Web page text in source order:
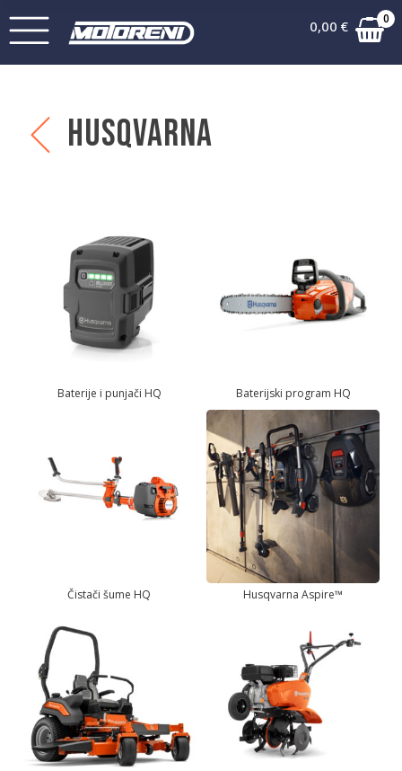
0,00 € 0
Husqvarna
Baterije i punjači HQ Baterijski program HQ
Čistači šume HQ Husqvarna Aspire™